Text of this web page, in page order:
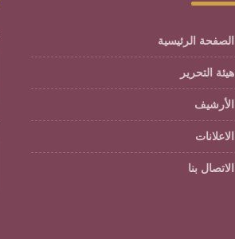
الصفحة الرئيسية
هيئة التحرير
الأرشيف
الاعلانات
الاتصال بنا